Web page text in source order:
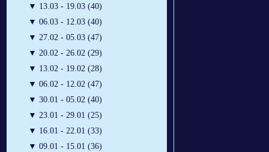
▼ 13.03 - 19.03 (40)
▼ 06.03 - 12.03 (40)
▼ 27.02 - 05.03 (47)
▼ 20.02 - 26.02 (29)
▼ 13.02 - 19.02 (28)
▼ 06.02 - 12.02 (47)
▼ 30.01 - 05.02 (40)
▼ 23.01 - 29.01 (25)
▼ 16.01 - 22.01 (33)
▼ 09.01 - 15.01 (36)